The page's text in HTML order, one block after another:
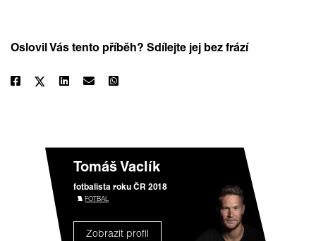
Oslovil Vás tento příběh? Sdílejte jej bez frází
Tomáš Vaclík
fotbalista roku ČR 2018
FOTBAL
Zobrazit profil